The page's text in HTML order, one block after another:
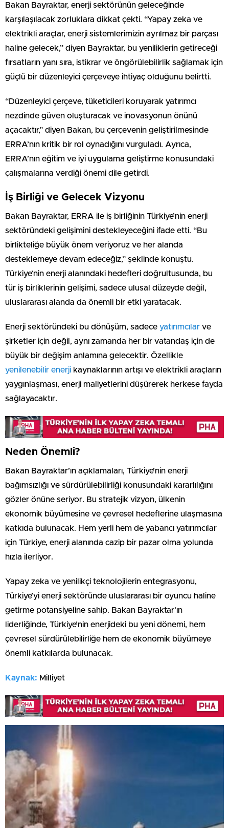
Bakan Bayraktar, enerji sektörünün geleceğinde
karşılaşılacak zorluklara dikkat çekti. “Yapay zeka ve
elektrikli araçlar, enerji sistemlerimizin ayrılmaz bir parçası
haline gelecek,” diyen Bayraktar, bu yeniliklerin getireceği
fırsatların yanı sıra, istikrar ve öngörülebilirlik sağlamak için
güçlü bir düzenleyici çerçeveye ihtiyaç olduğunu belirtti.
“Düzenleyici çerçeve, tüketicileri koruyarak yatırımcı
nezdinde güven oluşturacak ve inovasyonun önünü
açacaktır,” diyen Bakan, bu çerçevenin geliştirilmesinde
ERRA’nın kritik bir rol oynadığını vurguladı. Ayrıca,
ERRA’nın eğitim ve iyi uygulama geliştirme konusundaki
çalışmalarına verdiği önemi dile getirdi.
İş Birliği ve Gelecek Vizyonu
Bakan Bayraktar, ERRA ile iş birliğinin Türkiye’nin enerji
sektöründeki gelişimini destekleyeceğini ifade etti. “Bu
birlikteliğe büyük önem veriyoruz ve her alanda
desteklemeye devam edeceğiz,” şeklinde konuştu.
Türkiye’nin enerji alanındaki hedefleri doğrultusunda, bu
tür iş birliklerinin gelişimi, sadece ulusal düzeyde değil,
uluslararası alanda da önemli bir etki yaratacak.
Enerji sektöründeki bu dönüşüm, sadece yatırımcılar ve
şirketler için değil, aynı zamanda her bir vatandaş için de
büyük bir değişim anlamına gelecektir. Özellikle
yenilenebilir enerji kaynaklarının artışı ve elektrikli araçların
yaygınlaşması, enerji maliyetlerini düşürerek herkese fayda
sağlayacaktır.
Neden Önemli?
Bakan Bayraktar’ın açıklamaları, Türkiye’nin enerji
bağımsızlığı ve sürdürülebilirliği konusundaki kararlılığını
gözler önüne seriyor. Bu stratejik vizyon, ülkenin
ekonomik büyümesine ve çevresel hedeflerine ulaşmasına
katkıda bulunacak. Hem yerli hem de yabancı yatırımcılar
için Türkiye, enerji alanında cazip bir pazar olma yolunda
hızla ilerliyor.
Yapay zeka ve yenilikçi teknolojilerin entegrasyonu,
Türkiye’yi enerji sektöründe uluslararası bir oyuncu haline
getirme potansiyeline sahip. Bakan Bayraktar’ın
liderliğinde, Türkiye’nin enerjideki bu yeni dönemi, hem
çevresel sürdürülebilirliğe hem de ekonomik büyümeye
önemli katkılarda bulunacak.
Kaynak: Milliyet